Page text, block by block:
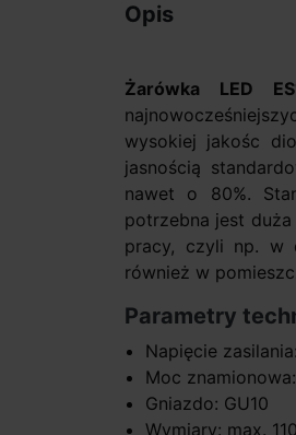
Opis
Żarówka LED
wysokiej jakośc
jasnością
nawet o 80%.
potrzebna jest
pracy, czyli np. w
również w
Parametry
Napięcie
Moc
Gniazdo: GU10
Wymiary: max.